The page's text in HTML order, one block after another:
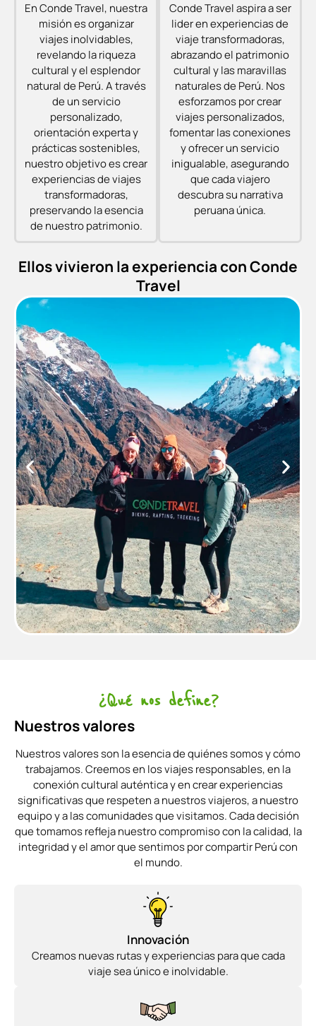
En Conde Travel, nuestra
misión es organizar
viajes inolvidables,
revelando la riqueza
cultural y el esplendor
natural de Perú. A través
de un servicio
personalizado,
orientación experta y
prácticas sostenibles,
nuestro objetivo es crear
experiencias de viajes
transformadoras,
preservando la esencia
de nuestro patrimonio.
Conde Travel aspira a ser
lider en experiencias de
viaje transformadoras,
abrazando el patrimonio
cultural y las maravillas
naturales de Perú. Nos
esforzamos por crear
viajes personalizados,
fomentar las conexiones
y ofrecer un servicio
inigualable, asegurando
que cada viajero
descubra su narrativa
peruana única.
Ellos vivieron la experiencia con Conde
Travel
¿Qué nos define?
Nuestros valores
Nuestros valores son la esencia de quiénes somos y cómo
trabajamos. Creemos en los viajes responsables, en la
conexión cultural auténtica y en crear experiencias
significativas que respeten a nuestros viajeros, a nuestro
equipo y a las comunidades que visitamos. Cada decisión
que tomamos refleja nuestro compromiso con la calidad, la
integridad y el amor que sentimos por compartir Perú con
el mundo.
Innovación
Creamos nuevas rutas y experiencias para que cada
viaje sea único e inolvidable.